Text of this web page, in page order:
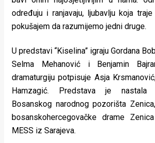
određuju i ranjavaju, ljubavlju koja
pokušajem da razumijemo jedni druge.
U predstavi “Kiselina” igraju Gordana
Selma Mehanović i Benjamin
dramaturgiju potpisuje Asja
Hamzagić. Predstava je nastala
Bosanskog narodnog pozorišta
bosanskohercegovačke drame
MESS iz Sarajeva.